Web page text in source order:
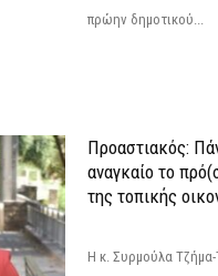
πρώην δημοτικού...
Προαστιακός:
αναγκαίο το
της τοπικής
Η κ. Συρμούλα